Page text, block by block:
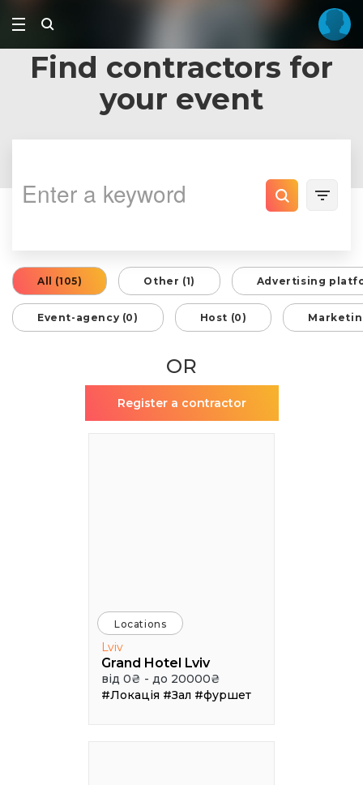
Find contractors for
your event
All (105) Other (1) Advertising
Event-agency (0) Host (0)
OR
Register a contractor
Locations
Lviv
Grand Hotel Lviv
від 0₴ - до 20000₴
#Локація #Зал #фуршет